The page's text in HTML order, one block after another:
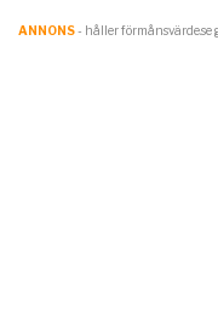
ANNONS- håller